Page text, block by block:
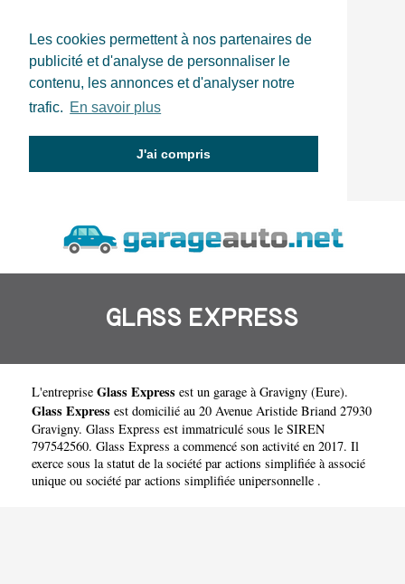
Les cookies permettent à nos partenaires de
publicité et d'analyse de personnaliser le
contenu, les annonces et d'analyser notre
trafic. En savoir plus
J'ai compris
GLASS EXPRESS
L'entreprise Glass Express est un garage à Gravigny (Eure).
Glass Express est domicilié au 20 Avenue Aristide Briand 27930
Gravigny. Glass Express est immatriculé sous le SIREN
797542560. Glass Express a commencé son activité en 2017. Il
exerce sous la statut de la société par actions simplifiée à associé
unique ou société par actions simplifiée unipersonnelle .